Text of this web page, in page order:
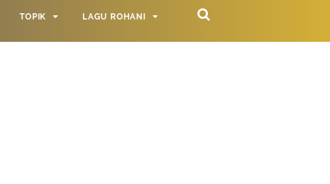
TOPIK LAGU ROHANI